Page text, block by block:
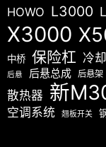
HOWO L3000
X3000
中桥 保险杠 冷
后悬 后悬总成 后悬架
散热器 新
空调系统 翘板开关